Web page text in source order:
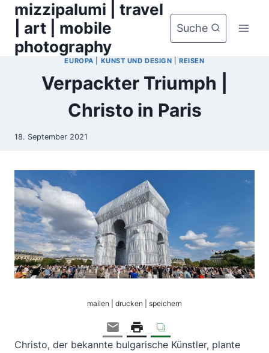
Zum
Inhalt
springen
mizzipalumi | travel
| art | mobile
photography
Suche
EUROPA KUNST UND DESIGN |REISEN
Verpackter Triumph |
Christo in Paris
18. September 2021
mailen | drucken | speichern
Christo, der bekannte bulgarische Künstler, plante